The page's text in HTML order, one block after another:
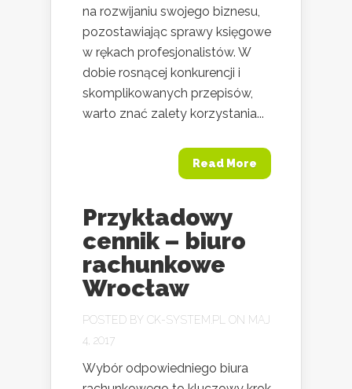
na rozwijaniu swojego biznesu,
pozostawiając sprawy księgowe
w rękach profesjonalistów. W
dobie rosnącej konkurencji i
skomplikowanych przepisów,
warto znać zalety korzystania...
Read More
Przykładowy
cennik – biuro
rachunkowe
Wrocław
POSTED BY CK-SYSTEM.PL ON MAJ
4, 2017
Wybór odpowiedniego biura